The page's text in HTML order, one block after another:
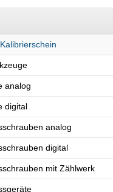
analog
digital
analog
digital
mit Zählwerk